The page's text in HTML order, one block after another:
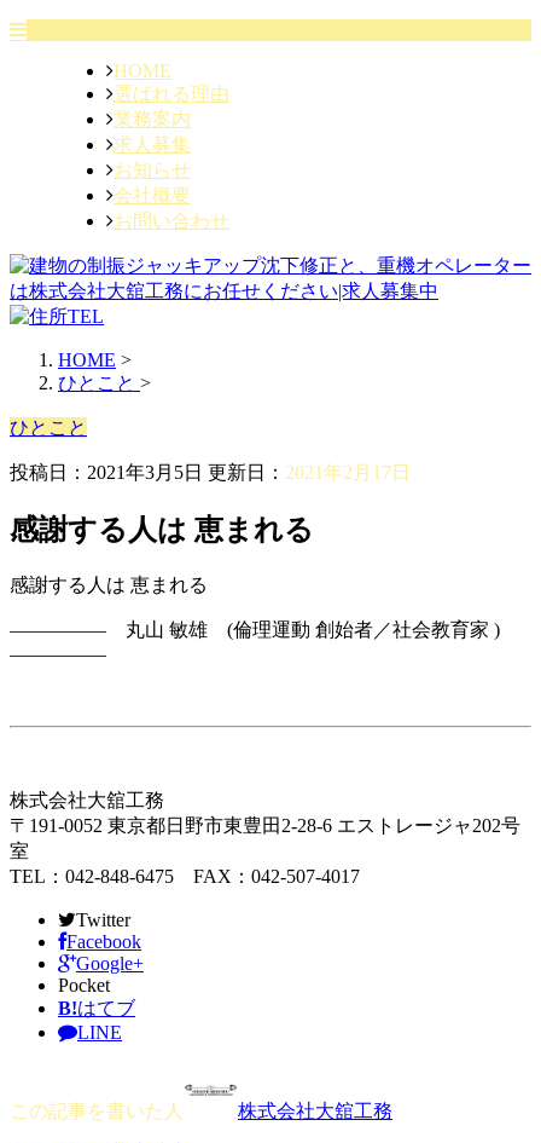
HOME
選ばれる理由
業務案内
求人募集
お知らせ
会社概要
お問い合わせ
HOME >
ひとこと >
ひとこと
投稿日：2021年3月5日 更新日： 2021年2月17日
感謝する人は 恵まれる
感謝する人は 恵まれる
————— 丸山 敏雄 (倫理運動 創始者／社会教育家 )
—————
株式会社大舘工務
〒191-0052 東京都日野市東豊田2-28-6 エストレージャ202号
室
TEL：042-848-6475 FAX：042-507-4017
Twitter
Facebook
Google+
Pocket
B!はてブ
LINE
この記事を書いた人 株式会社大舘工務